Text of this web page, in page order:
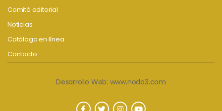
Comité editorial
Noticias
Catálogo en línea
Contacto
Desarrollo Web: www.nodo3.com